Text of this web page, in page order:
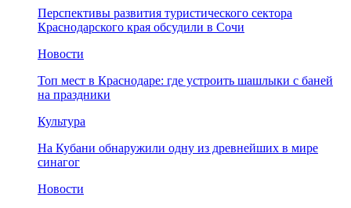
Перспективы развития туристического сектора
Краснодарского края обсудили в Сочи
Новости
Топ мест в Краснодаре: где устроить шашлыки с баней
на праздники
Культура
На Кубани обнаружили одну из древнейших в мире
синагог
Новости